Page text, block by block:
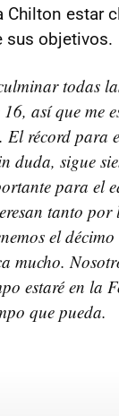
Chilton estar
sus objetivos.
todas
así que me
récord para
duda, sigue
para el
tanto por
el
mucho.
estaré en la
que pueda.